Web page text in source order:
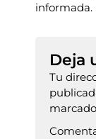
informada.
Deja
Tu